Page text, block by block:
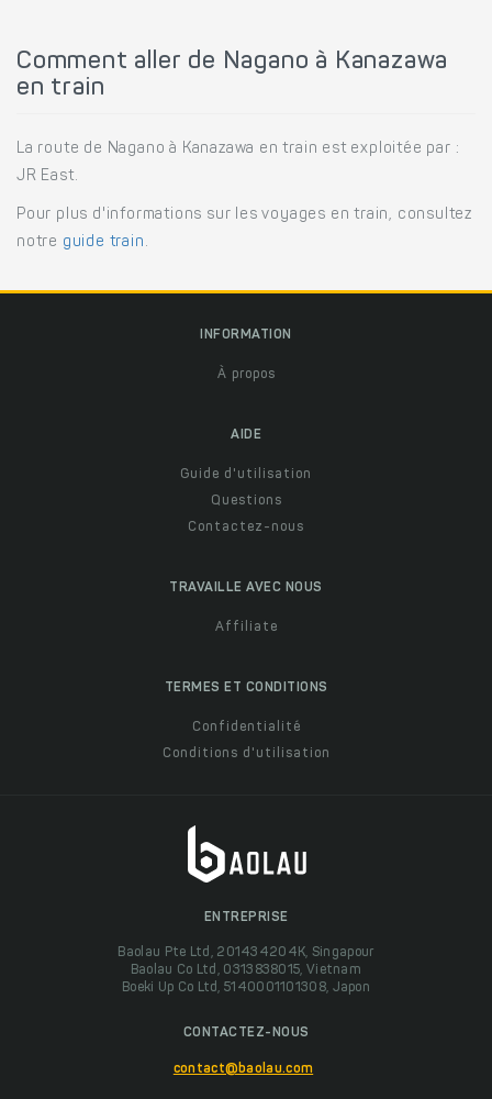
Comment aller de Nagano à Kanazawa
en train
La route de Nagano à Kanazawa en train est exploitée par :
JR East.
Pour plus d'informations sur les voyages en train, consultez
notre guide train .
INFORMATION
À propos
AIDE
Guide d'utilisation
Questions
Contactez-nous
TRAVAILLE AVEC NOUS
Affiliate
TERMES ET CONDITIONS
Confidentialité
Conditions d'utilisation
ENTREPRISE
Baolau Pte Ltd, 201434204K, Singapour
Baolau Co Ltd, 0313838015, Vietnam
Boeki Up Co Ltd, 5140001101308, Japon
CONTACTEZ-NOUS
contact@baolau.com